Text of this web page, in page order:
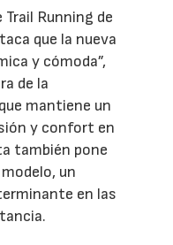
Running de
que la nueva
y cómoda”,
de la
mantiene un
y confort en
también pone
un
en las